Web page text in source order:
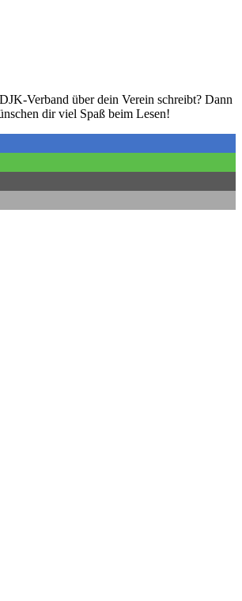
Verband über dein Verein schreibt? Dann
dir viel Spaß beim Lesen!